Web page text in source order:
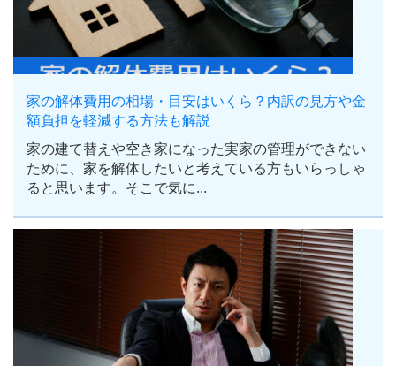
家の解体費用の相場・目安はいくら？内訳の見方や金
額負担を軽減する方法も解説
家の建て替えや空き家になった実家の管理ができない
ために、家を解体したいと考えている方もいらっしゃ
ると思います。そこで気に...